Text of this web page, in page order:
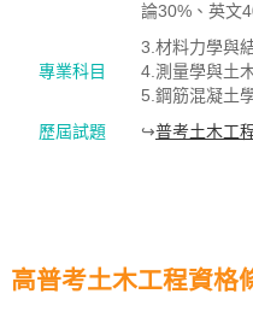
論30%、英文
專業科目
3.材料力學與
4.測量學與土
5.鋼筋混凝土
歷屆試題
↪普考土木工
高普考土木工程資格